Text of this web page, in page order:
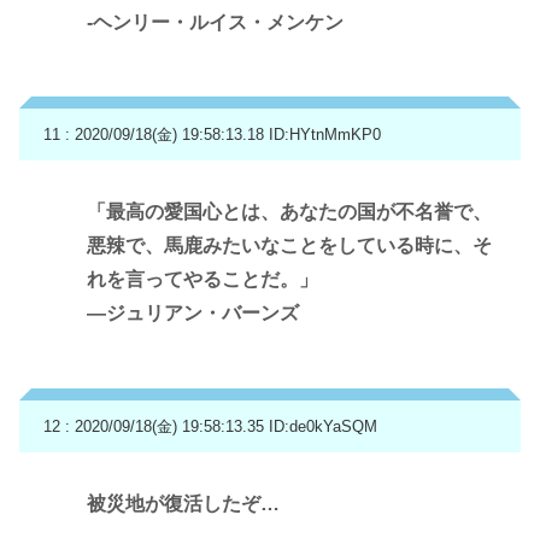
-ヘンリー・ルイス・メンケン
11 : 2020/09/18(金) 19:58:13.18 ID:HYtnMmKP0
「最高の愛国心とは、あなたの国が不名誉で、
悪辣で、馬鹿みたいなことをしている時に、そ
れを言ってやることだ。」
―ジュリアン・バーンズ
12 : 2020/09/18(金) 19:58:13.35 ID:de0kYaSQM
被災地が復活したぞ…